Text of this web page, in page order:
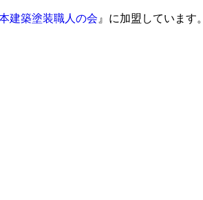
建築塗装職人の会 』に加盟しています。